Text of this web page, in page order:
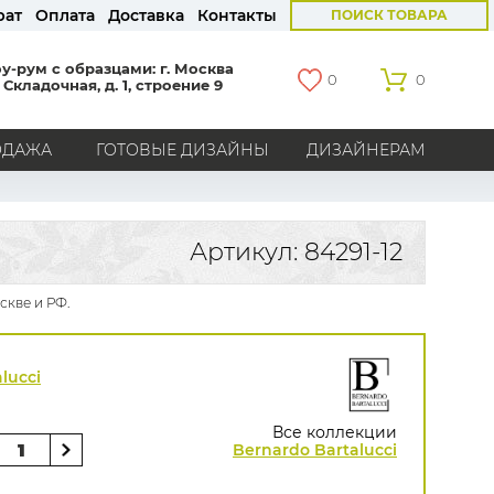
Оплата Доставка Контакты ПОИСК ТОВАРА
рум с образцами: г. Москва
Складочная, д. 1, строение 9
0 0
ГОТОВЫЕ ДИЗАЙНЫ ДИЗАЙНЕРАМ
Америка
Англия Бельгия
Германия
Голландия
Россия Все страны
Marburg
Zambaiti
AS Creation
Hygge Roll
Распродажа остатков
Grandeco
Артикул: 84291-12
и РФ.
Все коллекции
Bernardo Bartalucci